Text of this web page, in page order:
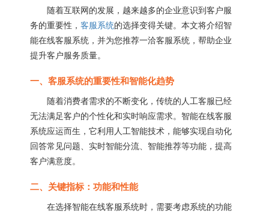
随着互联网的发展，越来越多的企业意识到客户服
务的重要性， 客服系统的选择变得关键。本文将介绍智
能在线客服系统，并为您推荐一洽客服系统，帮助企业
提升客户服务质量。
一、客服系统的重要性和智能化趋势
随着消费者需求的不断变化，传统的人工客服已经
无法满足客户的个性化和实时响应需求。智能在线客服
系统应运而生，它利用人工智能技术，能够实现自动化
回答常见问题、实时智能分流、智能推荐等功能，提高
客户满意度。
二、关键指标：功能和性能
在选择智能在线客服系统时，需要考虑系统的功能